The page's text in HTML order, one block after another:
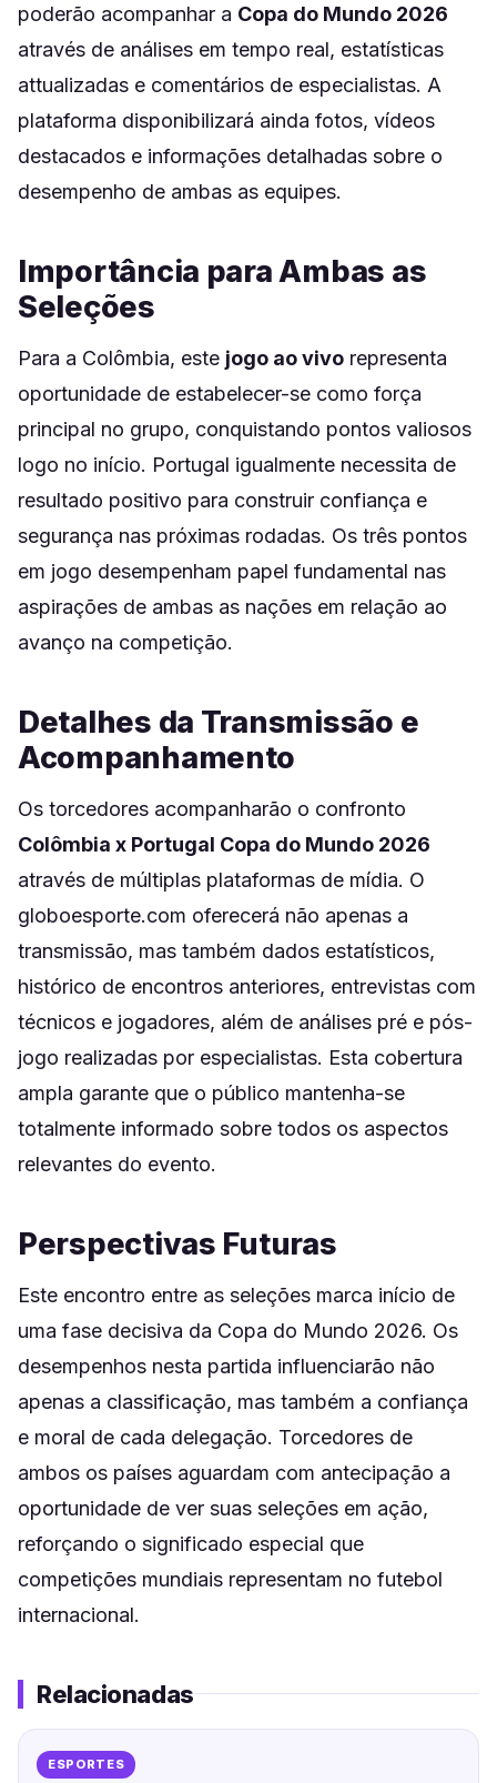
poderão acompanhar a Copa do Mundo 2026
através de análises em tempo real, estatísticas
attualizadas e comentários de especialistas. A
plataforma disponibilizará ainda fotos, vídeos
destacados e informações detalhadas sobre o
desempenho de ambas as equipes.
Importância para Ambas as
Seleções
Para a Colômbia, este jogo ao vivo representa
oportunidade de estabelecer-se como força
principal no grupo, conquistando pontos valiosos
logo no início. Portugal igualmente necessita de
resultado positivo para construir confiança e
segurança nas próximas rodadas. Os três pontos
em jogo desempenham papel fundamental nas
aspirações de ambas as nações em relação ao
avanço na competição.
Detalhes da Transmissão e
Acompanhamento
Os torcedores acompanharão o confronto
Colômbia x Portugal Copa do Mundo 2026
através de múltiplas plataformas de mídia. O
globoesporte.com oferecerá não apenas a
transmissão, mas também dados estatísticos,
histórico de encontros anteriores, entrevistas com
técnicos e jogadores, além de análises pré e pós-
jogo realizadas por especialistas. Esta cobertura
ampla garante que o público mantenha-se
totalmente informado sobre todos os aspectos
relevantes do evento.
Perspectivas Futuras
Este encontro entre as seleções marca início de
uma fase decisiva da Copa do Mundo 2026. Os
desempenhos nesta partida influenciarão não
apenas a classificação, mas também a confiança
e moral de cada delegação. Torcedores de
ambos os países aguardam com antecipação a
oportunidade de ver suas seleções em ação,
reforçando o significado especial que
competições mundiais representam no futebol
internacional.
Relacionadas
ESPORTES